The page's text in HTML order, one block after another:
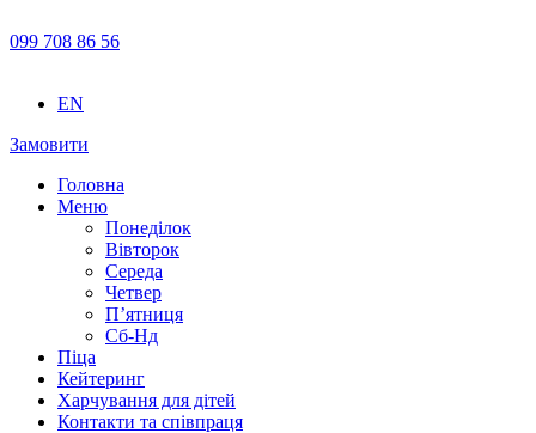
099 708 86 56
EN
Замовити
Головна
Меню
Понеділок
Вівторок
Середа
Четвер
П’ятниця
Сб-Нд
Піца
Кейтеринг
Харчування для дітей
Контакти та співпраця